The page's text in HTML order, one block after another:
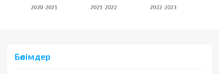
Бөлімдер